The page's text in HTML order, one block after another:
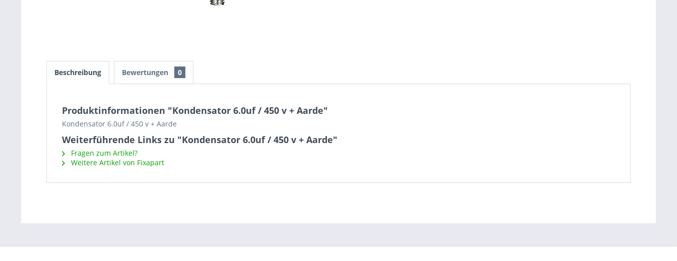
Beschreibung Bewertungen 0
Produktinformationen "Kondensator 6.0uf / 450 v + Aarde"
Kondensator 6.0uf / 450 v + Aarde
Weiterführende Links zu "Kondensator 6.0uf / 450 v + Aarde"
Fragen zum Artikel?
Weitere Artikel von Fixapart